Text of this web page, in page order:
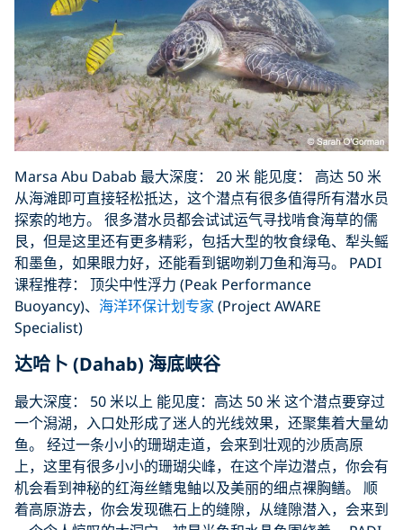
Marsa Abu Dabab 最大深度： 20 米 能见度： 高达 50 米
从海滩即可直接轻松抵达，这个潜点有很多值得所有潜水员
探索的地方。 很多潜水员都会试试运气寻找啃食海草的儒
艮，但是这里还有更多精彩，包括大型的牧食绿龟、犁头鳐
和墨鱼，如果眼力好，还能看到锯吻剃刀鱼和海马。 PADI
课程推荐： 顶尖中性浮力 (Peak Performance
Buoyancy)、 海洋环保计划专家 (Project AWARE
Specialist)
达哈卜 (Dahab) 海底峡谷
最大深度： 50 米以上 能见度：高达 50 米 这个潜点要穿过
一个潟湖，入口处形成了迷人的光线效果，还聚集着大量幼
鱼。 经过一条小小的珊瑚走道，会来到壮观的沙质高原
上，这里有很多小小的珊瑚尖峰，在这个岸边潜点，你会有
机会看到神秘的红海丝鳍鬼鲉以及美丽的细点裸胸鳝。 顺
着高原游去，你会发现礁石上的缝隙，从缝隙潜入，会来到